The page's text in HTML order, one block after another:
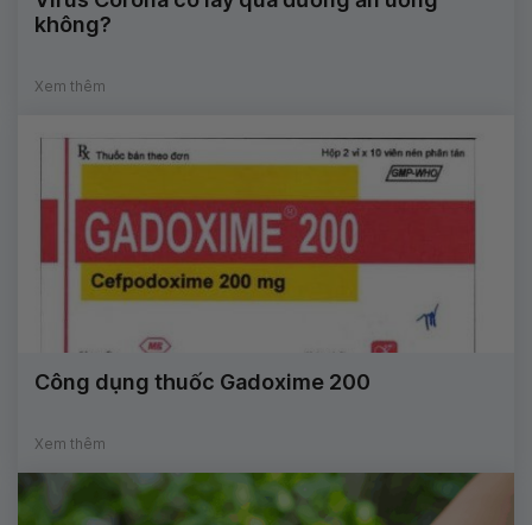
không?
Xem thêm
Công dụng thuốc Gadoxime 200
Xem thêm